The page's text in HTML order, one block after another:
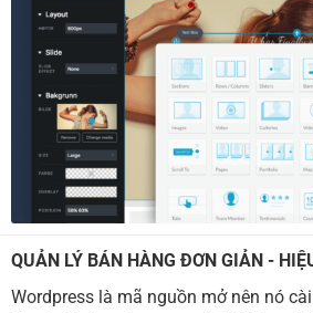
QUẢN LÝ BÁN HÀNG ĐƠN GIẢN -
Wordpress là mã nguồn mở nên nó